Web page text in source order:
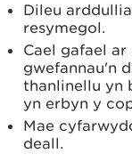
Dileu
resymegol.
Cael gafael
gwefannau'n
thanlinellu yn
yn erbyn y
Mae
deall.